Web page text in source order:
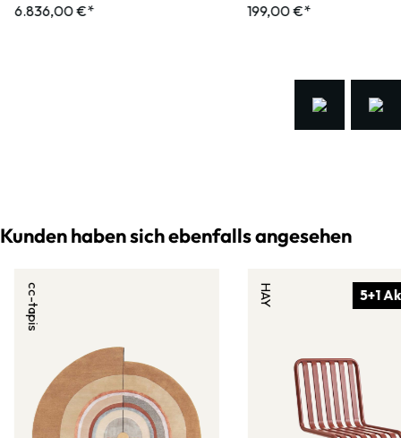
6.836,00 €*
199,00 €*
Kunden haben sich ebenfalls angesehen
cc-tapis 5+1
HAY